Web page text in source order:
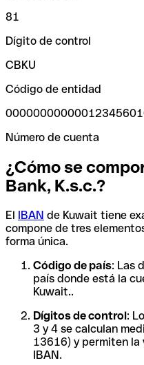
81
Dígito de control
CBKU
Código de entidad
Número de cuenta
¿Cómo se
Bank, K.s.c.?
El IBAN de Kuwait tiene
compone de tres
forma única.
Código de país: Las
país donde está la
Kuwait..
Dígitos de control:
3 y 4 se calculan
13616) y permiten
IBAN.